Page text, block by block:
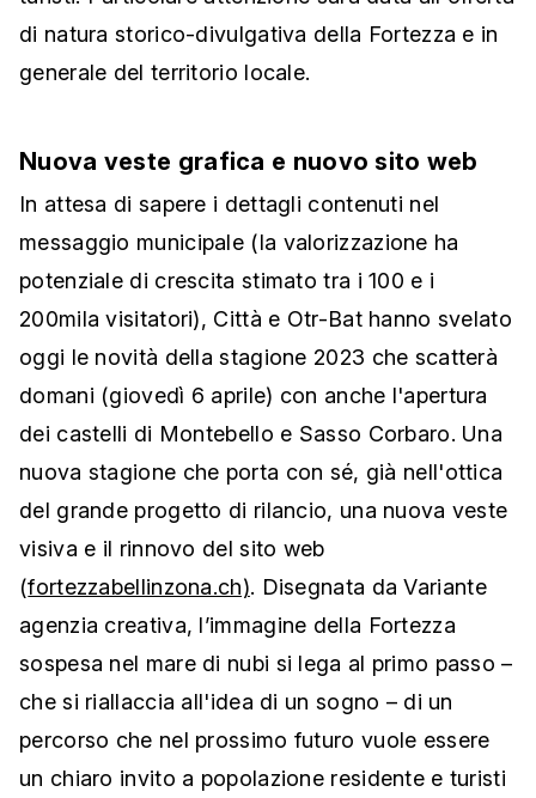
di natura storico-divulgativa della Fortezza e in
generale del territorio locale.
Nuova veste grafica e nuovo sito web
In attesa di sapere i dettagli contenuti nel
messaggio municipale (la valorizzazione ha
potenziale di crescita stimato tra i 100 e i
200mila visitatori), Città e Otr-Bat hanno svelato
oggi le novità della stagione 2023 che scatterà
domani (giovedì 6 aprile) con anche l'apertura
dei castelli di Montebello e Sasso Corbaro. Una
nuova stagione che porta con sé, già nell'ottica
del grande progetto di rilancio, una nuova veste
visiva e il rinnovo del sito web
(fortezzabellinzona.ch). Disegnata da Variante
agenzia creativa, l’immagine della Fortezza
sospesa nel mare di nubi si lega al primo passo –
che si riallaccia all'idea di un sogno – di un
percorso che nel prossimo futuro vuole essere
un chiaro invito a popolazione residente e turisti